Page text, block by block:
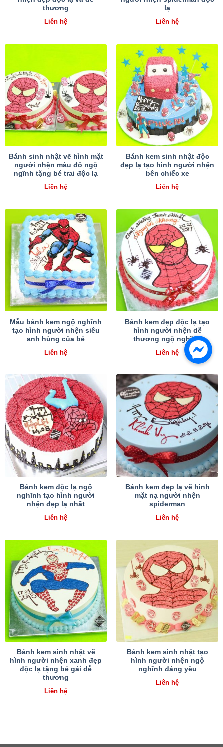
thương
Liên hệ
lạ
Liên hệ
Bánh sinh nhật vẽ hình mặt
người nhện màu đỏ ngộ
ngĩnh tặng bé trai độc lạ
Liên hệ
Bánh kem sinh nhật độc
đẹp lạ tạo hình người nhện
bên chiếc xe
Liên hệ
Mẫu bánh kem ngộ nghĩnh
tạo hình người nhện siêu
anh hùng của bé
Liên hệ
Bánh kem đẹp độc lạ tạo
hình người nhện dễ
thương ngộ nghĩnh
Liên hệ
Bánh kem độc lạ ngộ
nghĩnh tạo hình người
nhện đẹp lạ nhất
Liên hệ
Bánh kem đẹp lạ vẽ hình
mặt nạ người nhện
spiderman
Liên hệ
Bánh kem sinh nhật vẽ
hình người nhện xanh đẹp
độc lạ tặng bé gái dễ
thương
Liên hệ
Bánh kem sinh nhật tạo
hình người nhện ngộ
nghĩnh đáng yêu
Liên hệ